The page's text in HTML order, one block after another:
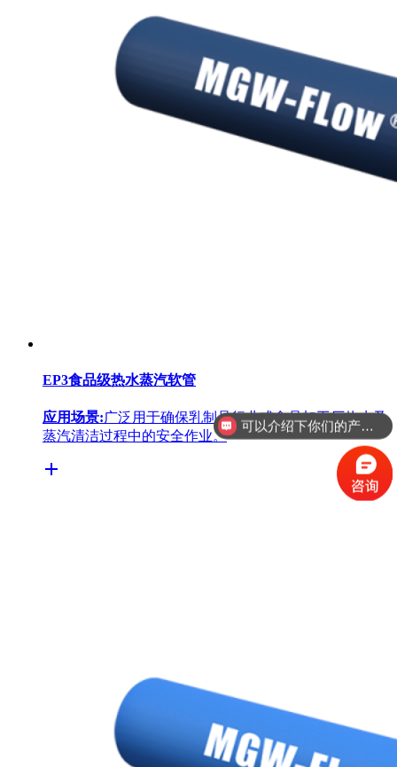
EP3食品级热水蒸汽软管
应用场景:广泛用于确保乳制品行业或食品加工厂热水及
蒸汽清洁过程中的安全作业。
可以介绍下你们的产品么